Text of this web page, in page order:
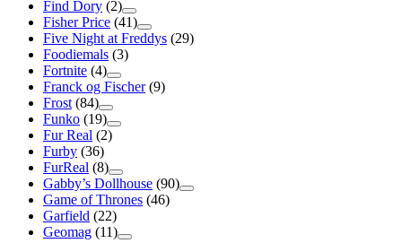
Find Dory (2)
Fisher Price (41)
Five Night at Freddys (29)
Foodiemals (3)
Fortnite (4)
Franck og Fischer (9)
Frost (84)
Funko (19)
Fur Real (2)
Furby (36)
FurReal (8)
Gabby’s Dollhouse (90)
Game of Thrones (46)
Garfield (22)
Geomag (11)